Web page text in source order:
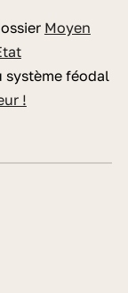
Moyen
féodal
!